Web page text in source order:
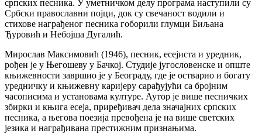
српских песника. У уметничком делу програма наступили су
Србски православни појци, док су свечаност водили и
стихове награђеног песника гоборили глумци Биљана
Ђуровић и Небојша Дугалић.
Мирослав Максимовић (1946), песник, есејиста и уредник,
рођен је у Његошеву у Бачкој. Студије југословенске и опште
књижевности завршио је у Београду, где је остварио и богату
уредничку и књижевну каријеру сарађујући са бројним
часописима и установама културе. Аутор је више песничких
збирки и књига есеја, приређивач дела значајних српских
песника, а његова поезија превођена је на више светских
језика и награђивана престижним признањима.